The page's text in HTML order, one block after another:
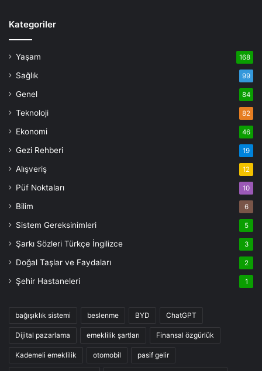
Kategoriler
Yaşam 168
Sağlık 99
Genel 84
Teknoloji 82
Ekonomi 46
Gezi Rehberi 19
Alışveriş 12
Püf Noktaları 10
Bilim 6
Sistem Gereksinimleri 5
Şarkı Sözleri Türkçe İngilizce 3
Doğal Taşlar ve Faydaları 2
Şehir Hastaneleri 1
bağışıklık sistemi beslenme BYD ChatGPT
Dijital pazarlama emeklilik şartları Finansal özgürlük
Kademeli emeklilik otomobil pasif gelir